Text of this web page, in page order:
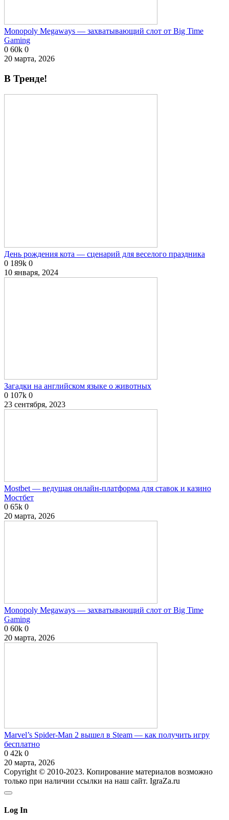
Monopoly Megaways — захватывающий слот от Big Time
Gaming
0 60k 0
20 марта, 2026
В Тренде!
День рождения кота — сценарий для веселого праздника
0 189k 0
10 января, 2024
Загадки на английском языке о животных
0 107k 0
23 сентября, 2023
Mostbet — ведущая онлайн-платформа для ставок и казино
Мостбет
0 65k 0
20 марта, 2026
Monopoly Megaways — захватывающий слот от Big Time
Gaming
0 60k 0
20 марта, 2026
Marvel’s Spider-Man 2 вышел в Steam — как получить игру
бесплатно
0 42k 0
20 марта, 2026
Copyright © 2010-2023. Копирование материалов возможно
только при наличии ссылки на наш сайт. IgraZa.ru
Log In